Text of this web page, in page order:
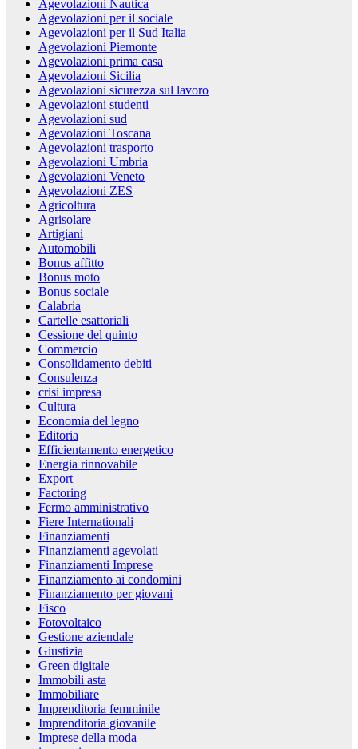
Agevolazioni Nautica
Agevolazioni per il sociale
Agevolazioni per il Sud Italia
Agevolazioni Piemonte
Agevolazioni prima casa
Agevolazioni Sicilia
Agevolazioni sicurezza sul lavoro
Agevolazioni studenti
Agevolazioni sud
Agevolazioni Toscana
Agevolazioni trasporto
Agevolazioni Umbria
Agevolazioni Veneto
Agevolazioni ZES
Agricoltura
Agrisolare
Artigiani
Automobili
Bonus affitto
Bonus moto
Bonus sociale
Calabria
Cartelle esattoriali
Cessione del quinto
Commercio
Consolidamento debiti
Consulenza
crisi impresa
Cultura
Economia del legno
Editoria
Efficientamento energetico
Energia rinnovabile
Export
Factoring
Fermo amministrativo
Fiere Internationali
Finanziamenti
Finanziamenti agevolati
Finanziamenti Imprese
Finanziamento ai condomini
Finanziamento per giovani
Fisco
Fotovoltaico
Gestione aziendale
Giustizia
Green digitale
Immobili asta
Immobiliare
Imprenditoria femminile
Imprenditoria giovanile
Imprese della moda